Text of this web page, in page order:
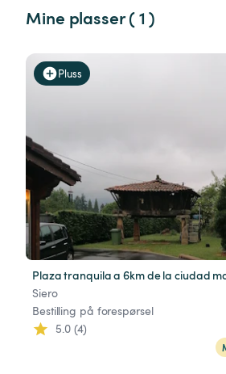
Mine plasser ( 1 )
Pluss
Siero
Bestilling på forespørsel
5.0 (4)